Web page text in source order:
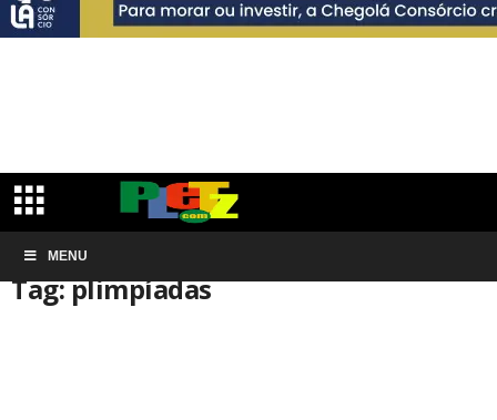
MENU
Início Tags
Tag: plimpíadas